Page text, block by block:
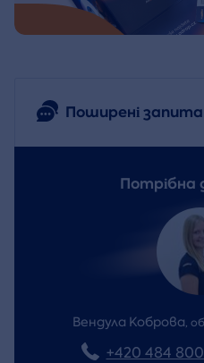
Поширені
Потрібна
Вендула Коброва,
+420 484